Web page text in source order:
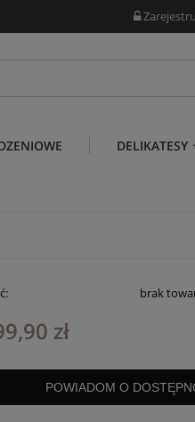
DELIKATESY
brak
zł
POWIADOM O